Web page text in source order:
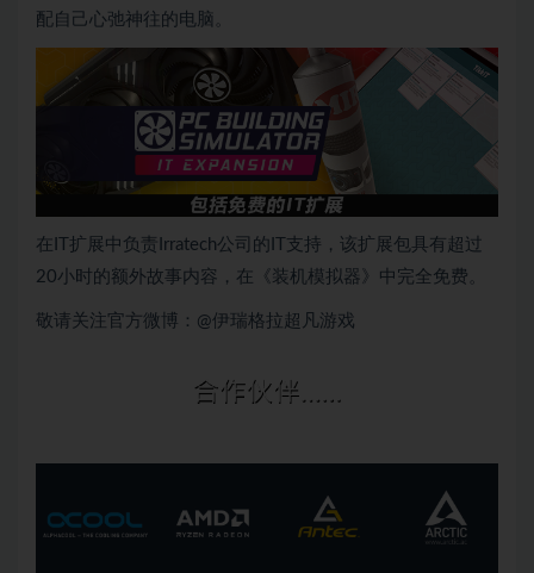
配自己心弛神往的电脑。
在IT扩展中负责Irratech公司的IT支持，该扩展包具有超过
20小时的额外故事内容，在《装机模拟器》中完全免费。
敬请关注官方微博： @伊瑞格拉超凡游戏